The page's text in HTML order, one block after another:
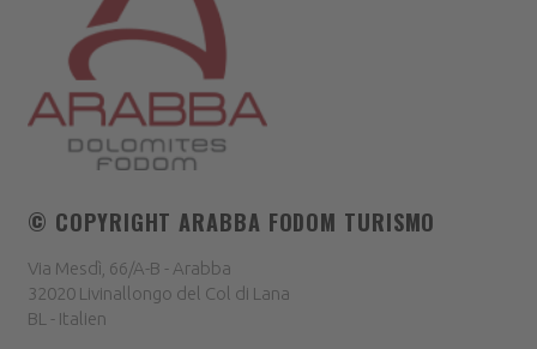
© COPYRIGHT ARABBA FODOM TURISMO
Via Mesdì, 66/A-B - Arabba
32020 Livinallongo del Col di Lana
BL - Italien